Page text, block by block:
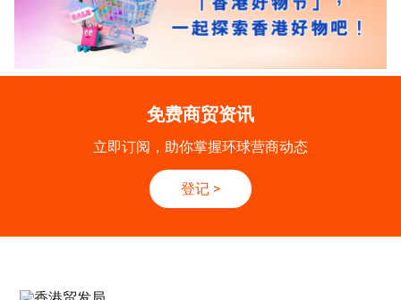
免费商贸资讯
立即订阅，助你掌握环球营商动态
登记 >